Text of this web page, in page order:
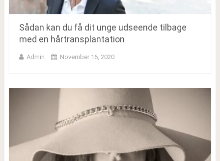
Sådan kan du få dit unge udseende tilbage
med en hårtransplantation
Admin November 16, 2020